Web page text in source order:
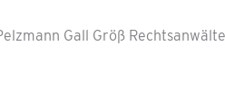
Gall Größ